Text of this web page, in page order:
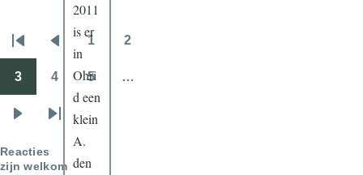
Paginatie
Eerste
pagina
Vorige
pagina
1 2
3 4 5 …
Volgende
pagina
Laatste
pagina
Reacties
zijn welkom
2011
is er
in
Ohri
d een
klein
A.
den